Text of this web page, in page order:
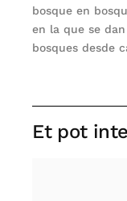
bosque en
en la que se
bosques desde
Et pot